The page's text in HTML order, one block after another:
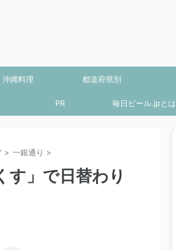
沖縄料理 都道府県別
PR 毎日ビール.jpとは
> 一銀通り >
す」で日替わり